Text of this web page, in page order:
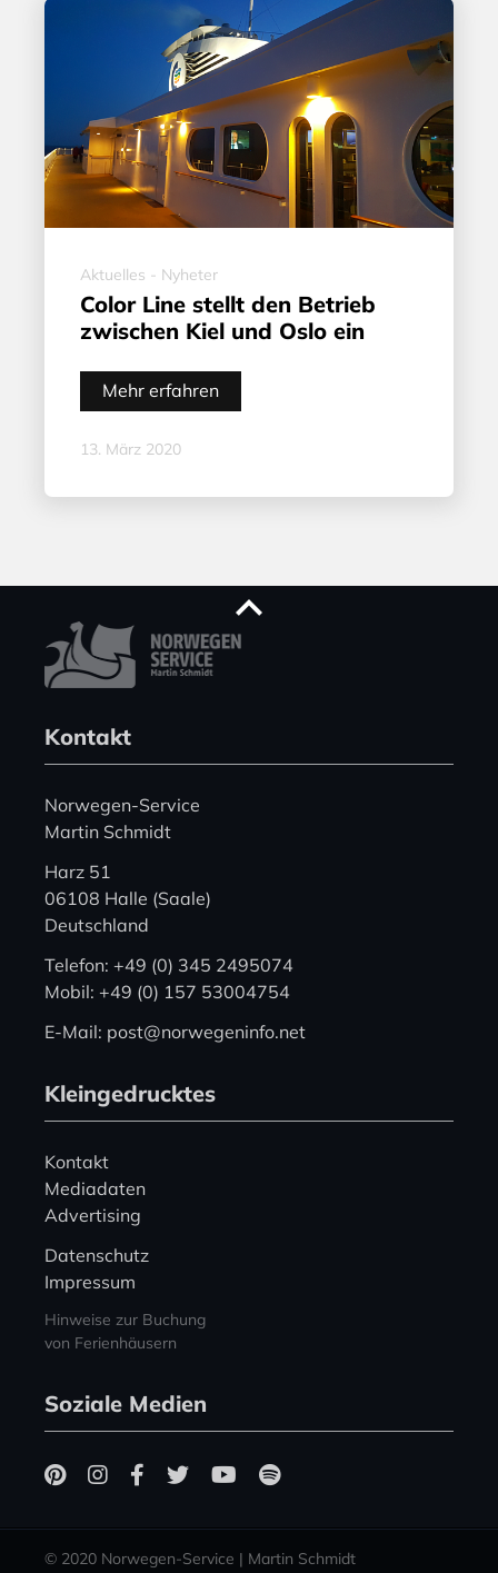
Aktuelles - Nyheter
Color Line stellt den Betrieb
zwischen Kiel und Oslo ein
Mehr erfahren
13. März 2020
Kontakt
Norwegen-Service
Martin Schmidt
Harz 51
06108 Halle (Saale)
Deutschland
Telefon: +49 (0) 345 2495074
Mobil: +49 (0) 157 53004754
E-Mail: post@norwegeninfo.net
Kleingedrucktes
Kontakt
Mediadaten
Advertising
Datenschutz
Impressum
Hinweise zur Buchung
von Ferienhäusern
Soziale Medien
© 2020 Norwegen-Service | Martin Schmidt